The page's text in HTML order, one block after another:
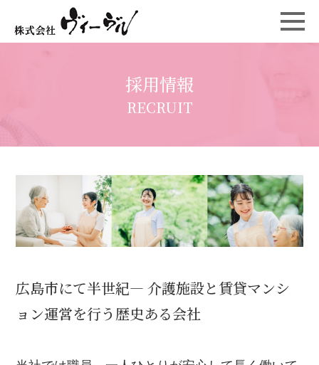
採用情報
RECRUIT
広島市にて半世紀― 介護施設と賃貸マンシ
ョン運営を行う歴史ある会社